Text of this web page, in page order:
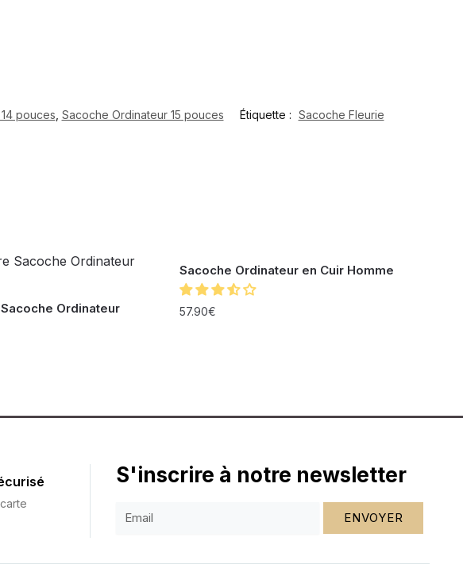
pouces Sacoche Ordinateur 15 pouces Étiquette : Sacoche Fleurie
Ordinateur
Sacoche Ordinateur en Cuir Homme
57.90€
S'inscrire à notre newsletter
ENVOYER